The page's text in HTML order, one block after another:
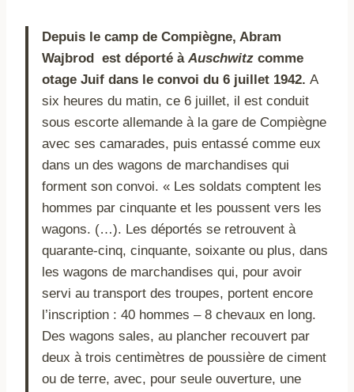
Depuis le camp de Compiègne, Abram
Wajbrod est déporté à Auschwitz comme
otage Juif dans le convoi du 6 juillet 1942. A
six heures du matin, ce 6 juillet, il est conduit
sous escorte allemande à la gare de Compiègne
avec ses camarades, puis entassé comme eux
dans un des wagons de marchandises qui
forment son convoi. « Les soldats comptent les
hommes par cinquante et les poussent vers les
wagons. (…). Les déportés se retrouvent à
quarante-cinq, cinquante, soixante ou plus, dans
les wagons de marchandises qui, pour avoir
servi au transport des troupes, portent encore
l’inscription : 40 hommes – 8 chevaux en long.
Des wagons sales, au plancher recouvert par
deux à trois centimètres de poussière de ciment
ou de terre, avec, pour seule ouverture, une